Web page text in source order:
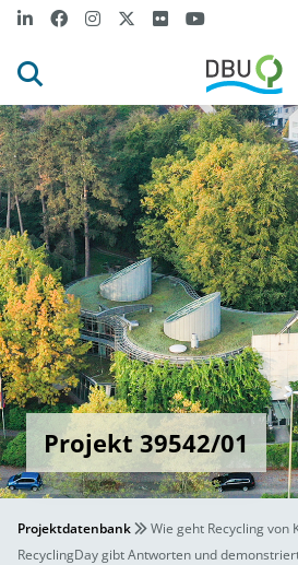
Projekt 39542/01
Projektdatenbank
Wie geht Recycling von
RecyclingDay gibt Antworten und